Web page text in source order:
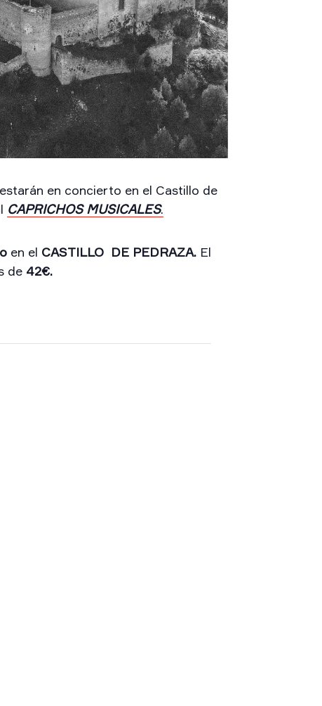
en concierto en el Castillo de
CAPRICHOS MUSICALES.
en el CASTILLO DE PEDRAZA. El
de 42€.